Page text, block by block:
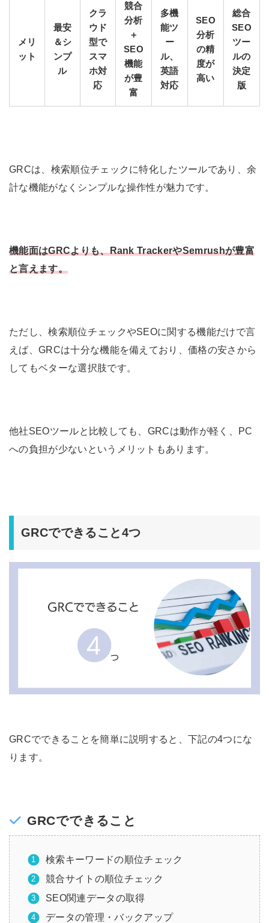
メリ
ット
最安
＆シ
ンプ
ル
クラ
ウド
型で
スマ
ホ対
応
競合
分析
＋
SEO
機能
が豊
富
多機
能ツ
ー
ル、
英語
対応
SEO
分析
の精
度が
高い
総合
SEO
ツー
ルの
決定
版
GRCは、検索順位チェックに特化したツールであり、余
計な機能がなくシンプルな操作性が魅力です。
機能面はGRCよりも、Rank TrackerやSemrushが豊富
と言えます。
ただし、検索順位チェックやSEOに関する機能だけで言
えば、GRCは十分な機能を備えており、価格の安さから
してもベターな選択肢です。
他社SEOツールと比較しても、GRCは動作が軽く、PC
への負担が少ないというメリットもあります。
GRCでできること4つ
GRCでできることを簡単に説明すると、下記の4つにな
ります。
GRCでできること
検索キーワードの順位チェック
競合サイトの順位チェック
SEO関連データの取得
データの管理・バックアップ